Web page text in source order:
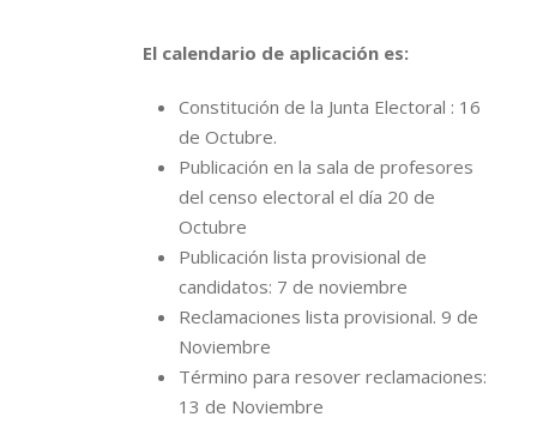
El calendario de aplicación es:
Constitución de la Junta Electoral : 16
de Octubre.
Publicación en la sala de profesores
del censo electoral el día 20 de
Octubre
Publicación lista provisional de
candidatos: 7 de noviembre
Reclamaciones lista provisional. 9 de
Noviembre
Término para resover reclamaciones:
13 de Noviembre